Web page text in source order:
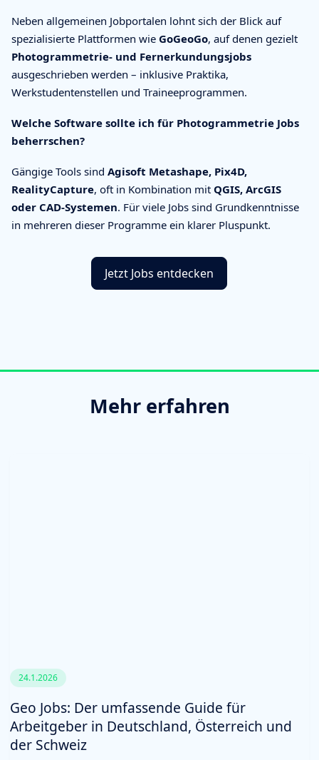
Neben allgemeinen Jobportalen lohnt sich der Blick auf
spezialisierte Plattformen wie GoGeoGo, auf denen gezielt
Photogrammetrie- und Fernerkundungsjobs
ausgeschrieben werden – inklusive Praktika,
Werkstudentenstellen und Traineeprogrammen.
Welche Software sollte ich für Photogrammetrie Jobs
beherrschen?
Gängige Tools sind Agisoft Metashape, Pix4D,
RealityCapture, oft in Kombination mit QGIS, ArcGIS
oder CAD-Systemen. Für viele Jobs sind Grundkenntnisse
in mehreren dieser Programme ein klarer Pluspunkt.
Jetzt Jobs entdecken
Mehr erfahren
24.1.2026
Geo Jobs: Der umfassende Guide für
Arbeitgeber in Deutschland, Österreich und
der Schweiz